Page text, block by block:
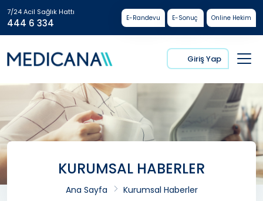
7/24 Acil Sağlık Hattı
444 6 334 E-Randevu E-Sonuç Online Hekim
Giriş Yap
KURUMSAL HABERLER
Ana Sayfa Kurumsal Haberler